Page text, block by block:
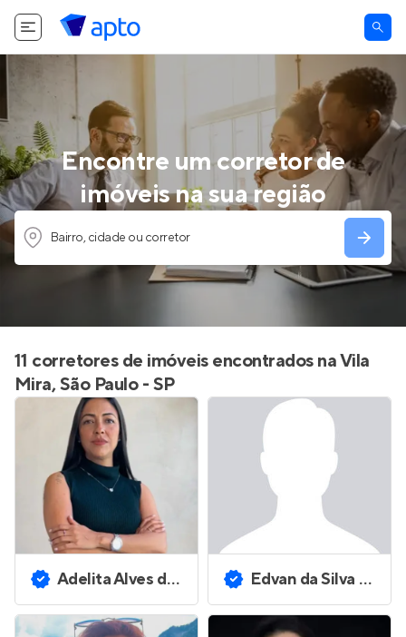
Encontre um corretor de
imóveis na sua região
Bairro, cidade ou corretor
11 corretores de imóveis encontrados na Vila
Mira, São Paulo - SP
Adelita Alves dos Santos Edvan da Silva Santos